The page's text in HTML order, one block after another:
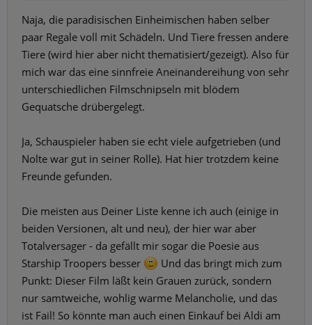
Naja, die paradisischen Einheimischen haben selber
paar Regale voll mit Schädeln. Und Tiere fressen andere
Tiere (wird hier aber nicht thematisiert/gezeigt). Also für
mich war das eine sinnfreie Aneinandereihung von sehr
unterschiedlichen Filmschnipseln mit blödem
Gequatsche drübergelegt.
Ja, Schauspieler haben sie echt viele aufgetrieben (und
Nolte war gut in seiner Rolle). Hat hier trotzdem keine
Freunde gefunden.
Die meisten aus Deiner Liste kenne ich auch (einige in
beiden Versionen, alt und neu), der hier war aber
Totalversager - da gefällt mir sogar die Poesie aus
Starship Troopers besser
Und das bringt mich zum
Punkt: Dieser Film läßt kein Grauen zurück, sondern
nur samtweiche, wohlig warme Melancholie, und das
ist Fail! So könnte man auch einen Einkauf bei Aldi am